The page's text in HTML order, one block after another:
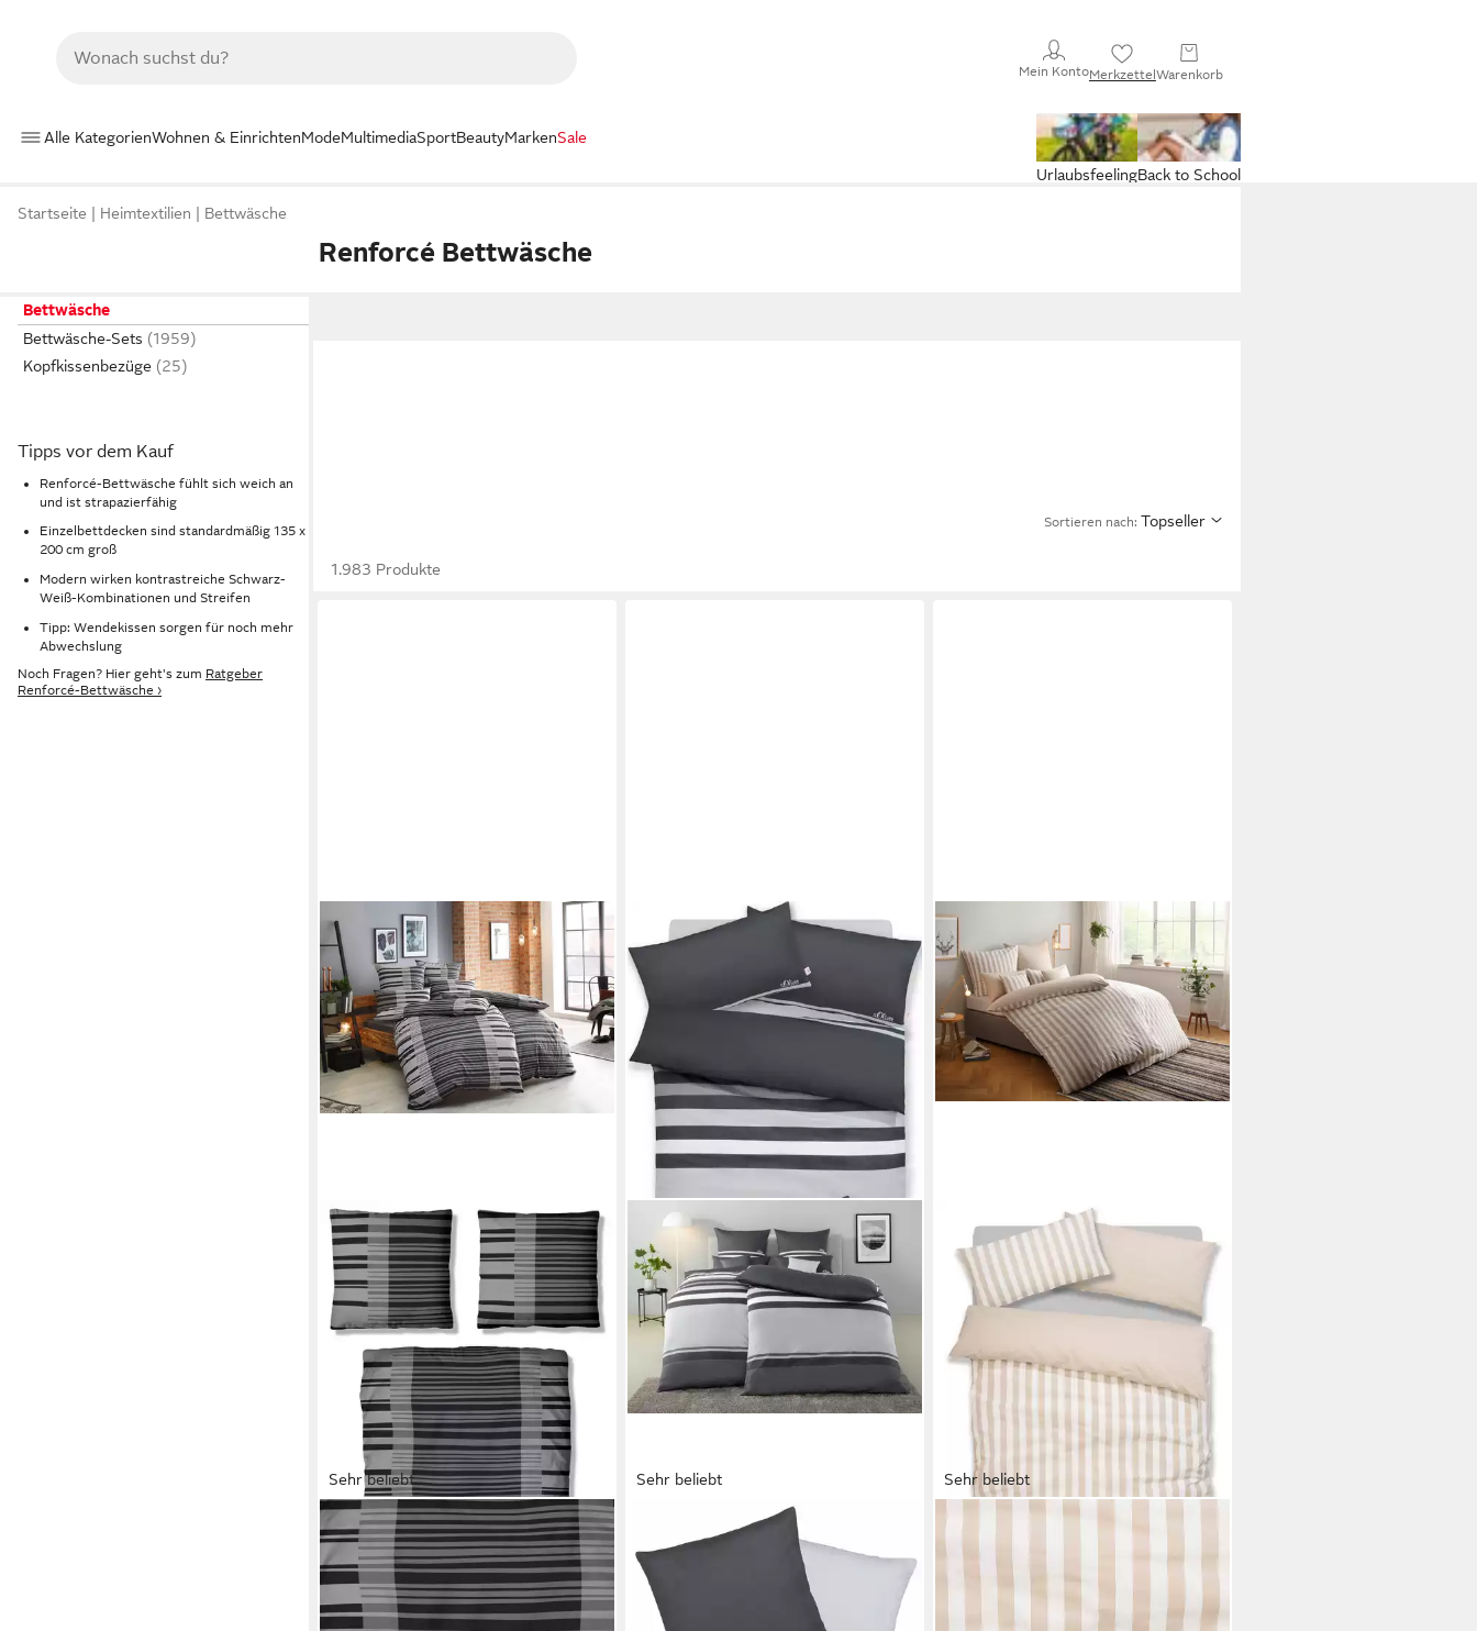
Mein KontoMerkzettelWarenkorb
Alle KategorienWohnen & EinrichtenModeMultimediaSportBeautyMarkenSale
Back to School
Urlaubsfeeling
Startseite Heimtextilien Bettwäsche
Renforcé Bettwäsche
Bettwäsche
Bettwäsche-Sets
Kopfkissenbezüge
Tipps vor dem Kauf
Renforcé-Bettwäsche fühlt sich weich an
und ist strapazierfähig
Einzelbettdecken sind standardmäßig 135 x
200 cm groß
Modern wirken kontrastreiche Schwarz-
Weiß-Kombinationen und Streifen
Tipp: Wendekissen sorgen für noch mehr
Abwechslung
Noch Fragen? Hier geht's zum Ratgeber
Renforcé-Bettwäsche ›
Sortieren nach: Topseller
1.983 Produkte
Sehr beliebt
BRUNO BANANI
Bettwäsche Cameo in Gr. 135x200
oder 155x220 cm, Renforcé, 2 teilig,
Bettwäsche aus Baumwolle,
Bettwäsche im Streifen-Design
Sehr beliebt
Bettwäsche Fenja in Gr. 135x200
oder 155x220 cm, Renforcé, 2 teilig,
gestreifte Bettwäsche, mit GRATIS-
Zugabe: 2x Kissenhüllen
Sehr beliebt